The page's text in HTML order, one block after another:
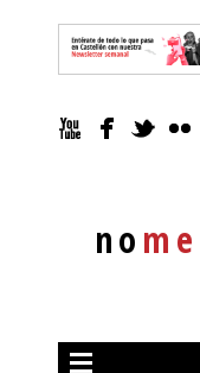
nome